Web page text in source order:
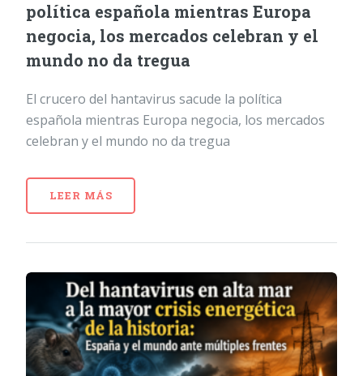
política española mientras Europa
negocia, los mercados celebran y el
mundo no da tregua
El crucero del hantavirus sacude la política
española mientras Europa negocia, los mercados
celebran y el mundo no da tregua
LEER MÁS